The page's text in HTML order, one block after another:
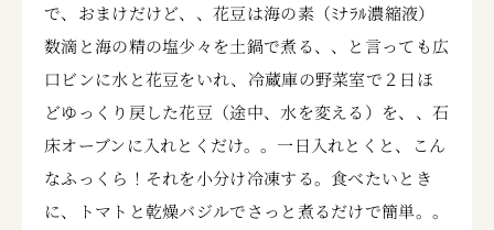
で、おまけだけど、、花豆は海の素（ﾐﾅﾗﾙ濃縮液）
数滴と海の精の塩少々を土鍋で煮る、、と言っても広
口ビンに水と花豆をいれ、冷蔵庫の野菜室で２日ほ
どゆっくり戻した花豆（途中、水を変える）を、、石
床オーブンに入れとくだけ。。一日入れとくと、こん
なふっくら！それを小分け冷凍する。食べたいとき
に、トマトと乾燥バジルでさっと煮るだけで簡単。。